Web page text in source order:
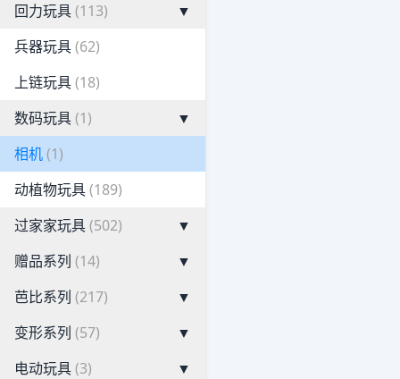
回力玩具(113)
▼
兵器玩具(62)
上链玩具(18)
数码玩具(1)
▼
相机(1)
动植物玩具(189)
过家家玩具(502)
▼
赠品系列 (14)
▼
芭比系列 (217)
▼
变形系列 (57)
▼
电动玩具(3)
▼